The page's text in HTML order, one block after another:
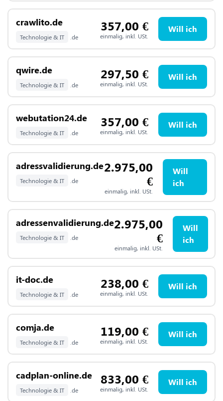
crawlito.de
Technologie & IT .de
357,00 €
einmalig, inkl. USt.
Will ich
qwire.de
Technologie & IT .de
297,50 €
einmalig, inkl. USt.
Will ich
webutation24.de
Technologie & IT .de
357,00 €
einmalig, inkl. USt.
Will ich
adressvalidierung.de
Technologie & IT .de
2.975,00
€
einmalig, inkl. USt.
Will
ich
adressenvalidierung.de
Technologie & IT .de
2.975,00
€
einmalig, inkl. USt.
Will
ich
it-doc.de
Technologie & IT .de
238,00 €
einmalig, inkl. USt.
Will ich
comja.de
Technologie & IT .de
119,00 €
einmalig, inkl. USt.
Will ich
cadplan-online.de
Technologie & IT .de
833,00 €
einmalig, inkl. USt.
Will ich